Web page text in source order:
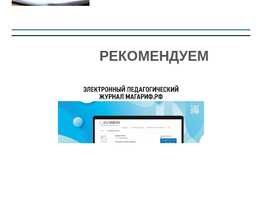
РЕКОМЕНДУЕМ